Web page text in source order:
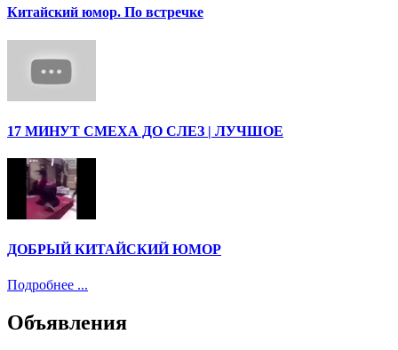
Китайский юмор. По встречке
17 МИНУТ СМЕХА ДО СЛЕЗ | ЛУЧШОЕ
ДОБРЫЙ КИТАЙСКИЙ ЮМОР
Подробнее ...
Объявления